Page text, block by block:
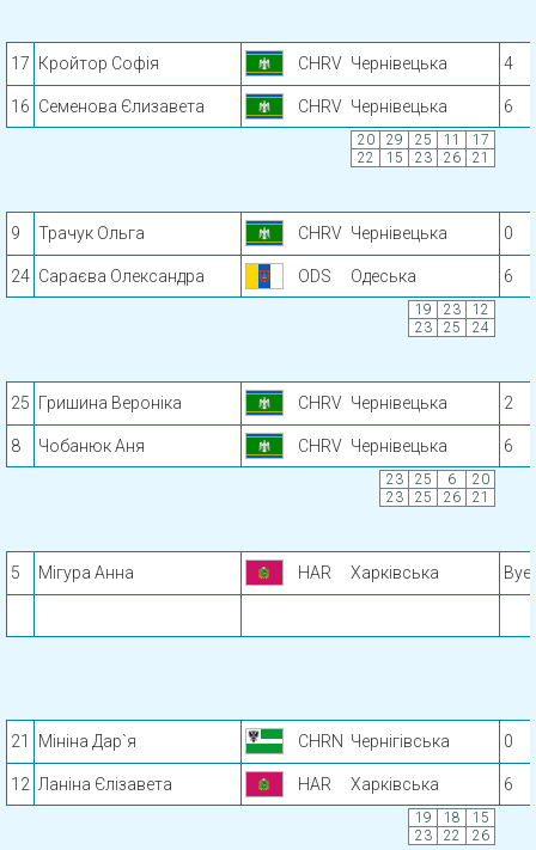
17 Кройтор Софія CHRV Чернівецька 4
16 Семенова Єлизавета CHRV Чернівецька 6
20 29 25 11
17
22
15 23 26 21
9 Трачук Ольга CHRV Чернівецька 0
24 Сараєва Олександра ODS Одеська 6
19 23
12
23
25 24
25 Гришина Вероніка CHRV Чернівецька 2
8 Чобанюк Аня CHRV Чернівецька 6
23 25 6
20
23
25 26 21
5 Мігура Анна HAR Харківська Bye
21 Мініна Дар`я CHRN Чернігівська 0
12 Ланіна Єлізавета HAR Харківська 6
19 18
15
23
22 26